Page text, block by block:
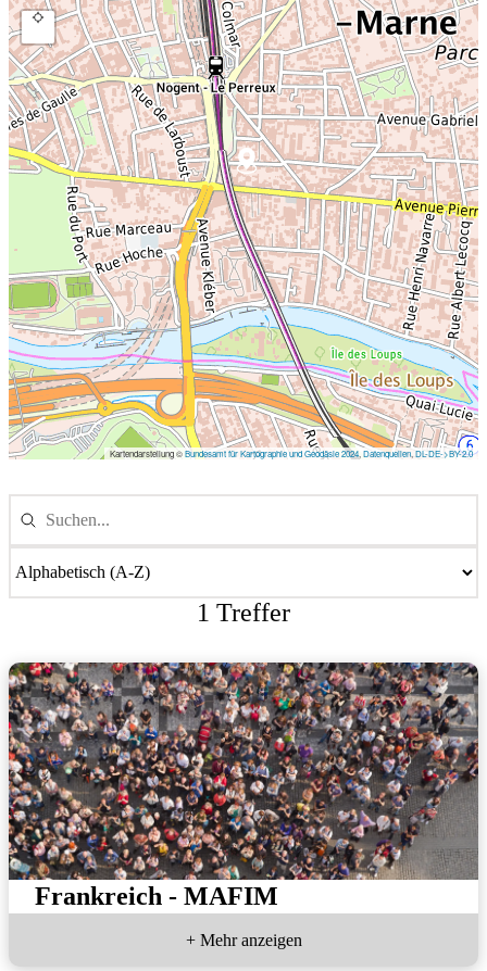
1 Treffer
Frankreich - MAFIM
+ Mehr anzeigen